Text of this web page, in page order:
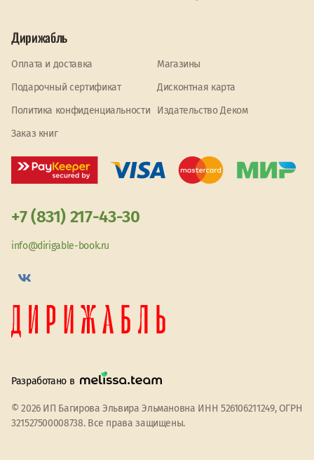
Дирижабль
Оплата и доставка
Магазины
Подарочный сертификат
Дисконтная карта
Политика конфиденциальности
Издательство Деком
Заказ книг
+7 (831) 217-43-30
info@dirigable-book.ru
Разработано в
© 2026 ИП Багирова Эльвира Эльмановна ИНН 526106211249, ОГРН
321527500008738. Все права защищены.